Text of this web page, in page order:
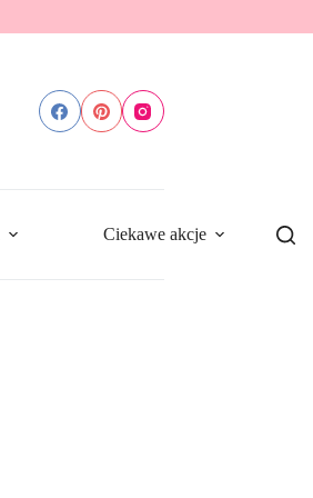
Ciekawe akcje